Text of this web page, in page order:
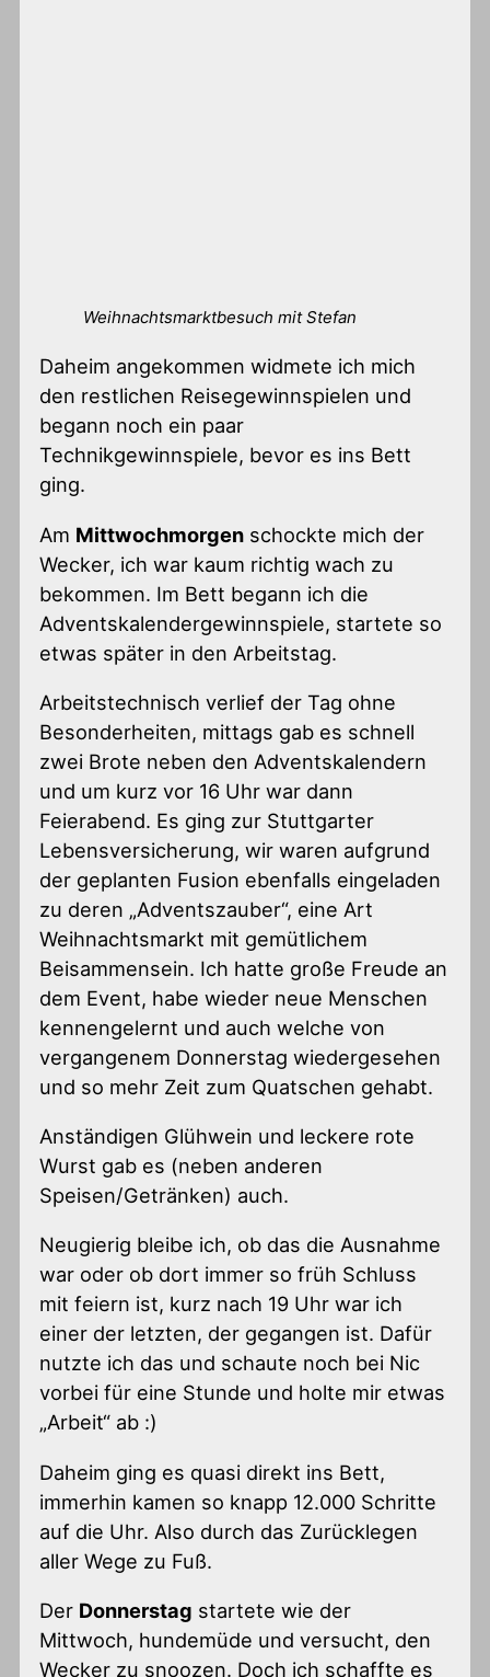
Weihnachtsmarktbesuch mit Stefan
Daheim angekommen widmete ich mich
den restlichen Reisegewinnspielen und
begann noch ein paar
Technikgewinnspiele, bevor es ins Bett
ging.
Am Mittwochmorgen schockte mich der
Wecker, ich war kaum richtig wach zu
bekommen. Im Bett begann ich die
Adventskalendergewinnspiele, startete so
etwas später in den Arbeitstag.
Arbeitstechnisch verlief der Tag ohne
Besonderheiten, mittags gab es schnell
zwei Brote neben den Adventskalendern
und um kurz vor 16 Uhr war dann
Feierabend. Es ging zur Stuttgarter
Lebensversicherung, wir waren aufgrund
der geplanten Fusion ebenfalls eingeladen
zu deren „Adventszauber“, eine Art
Weihnachtsmarkt mit gemütlichem
Beisammensein. Ich hatte große Freude an
dem Event, habe wieder neue Menschen
kennengelernt und auch welche von
vergangenem Donnerstag wiedergesehen
und so mehr Zeit zum Quatschen gehabt.
Anständigen Glühwein und leckere rote
Wurst gab es (neben anderen
Speisen/Getränken) auch.
Neugierig bleibe ich, ob das die Ausnahme
war oder ob dort immer so früh Schluss
mit feiern ist, kurz nach 19 Uhr war ich
einer der letzten, der gegangen ist. Dafür
nutzte ich das und schaute noch bei Nic
vorbei für eine Stunde und holte mir etwas
„Arbeit“ ab :)
Daheim ging es quasi direkt ins Bett,
immerhin kamen so knapp 12.000 Schritte
auf die Uhr. Also durch das Zurücklegen
aller Wege zu Fuß.
Der Donnerstag startete wie der
Mittwoch, hundemüde und versucht, den
Wecker zu snoozen. Doch ich schaffte es